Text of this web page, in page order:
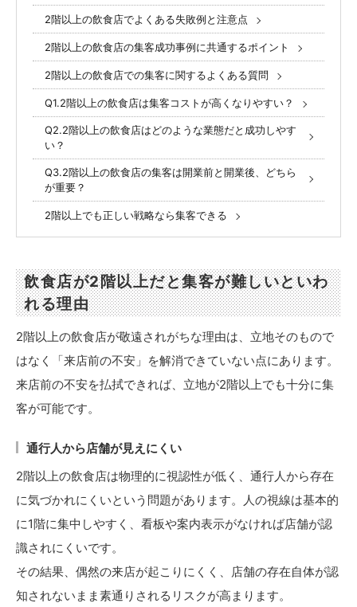
2階以上の飲食店でよくある失敗例と注意点
2階以上の飲食店の集客成功事例に共通するポイント
2階以上の飲食店での集客に関するよくある質問
Q1.2階以上の飲食店は集客コストが高くなりやすい？
Q2.2階以上の飲食店はどのような業態だと成功しやす
い？
Q3.2階以上の飲食店の集客は開業前と開業後、どちら
が重要？
2階以上でも正しい戦略なら集客できる
飲食店が2階以上だと集客が難しいといわ
れる理由
2階以上の飲食店が敬遠されがちな理由は、立地そのもので
はなく「来店前の不安」を解消できていない点にあります。
来店前の不安を払拭できれば、立地が2階以上でも十分に集
客が可能です。
通行人から店舗が見えにくい
2階以上の飲食店は物理的に視認性が低く、通行人から存在
に気づかれにくいという問題があります。人の視線は基本的
に1階に集中しやすく、看板や案内表示がなければ店舗が認
識されにくいです。
その結果、偶然の来店が起こりにくく、店舗の存在自体が認
知されないまま素通りされるリスクが高まります。